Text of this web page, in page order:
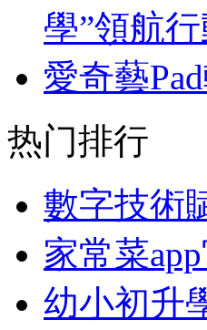
學”領航
愛奇藝
热门排行
數字技術
家常菜
幼小初升